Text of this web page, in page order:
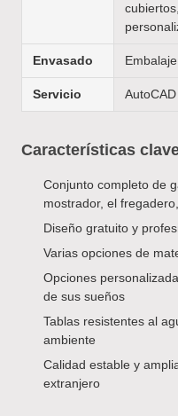
Envasado
Servicio
Características
Conjunto completo de
mostrador, el
Diseño gratuito y
Varias opciones de
Opciones
de sus sueños
Tablas resistentes al
ambiente
Calidad estable y
extranjero